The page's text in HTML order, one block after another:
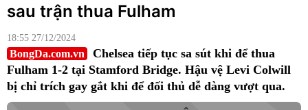
sau trận thua Fulham
18:55 27/12/2024
BongDa.com.vn
Chelsea tiếp tục sa sút khi để thua
Fulham 1-2 tại Stamford Bridge. Hậu vệ Levi Colwill
bị chỉ trích gay gắt khi để đối thủ dễ dàng vượt qua.